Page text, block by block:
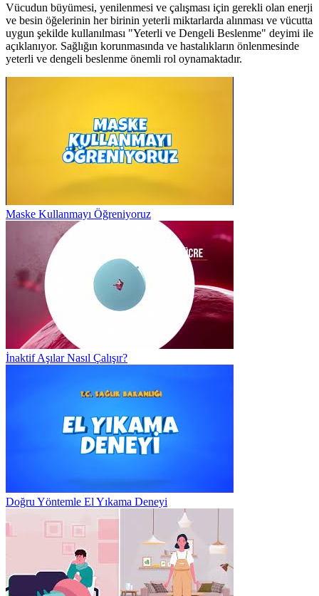
Vücudun büyümesi, yenilenmesi ve çalışması için gerekli olan enerji
ve besin öğelerinin her birinin yeterli miktarlarda alınması ve vücutta
uygun şekilde kullanılması "Yeterli ve Dengeli Beslenme" deyimi ile
açıklanıyor. Sağlığın korunmasında ve hastalıkların önlenmesinde
yeterli ve dengeli beslenme önemli rol oynamaktadır.
Maske Kullanmayı Öğreniyoruz
İnaktif Aşılar Nasıl Çalışır?
Doğru Yöntemle El Yıkama Deneyi